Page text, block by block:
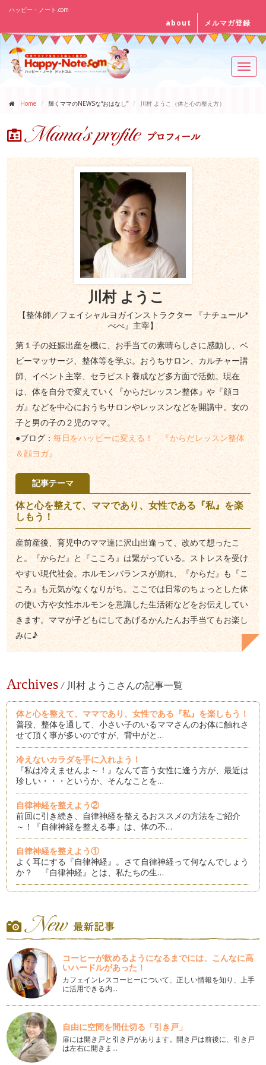
ハッピー・ノート.com
about メルマガ登録
Home 輝くママのNEWSな“おはなし” 川村 ようこ（体と心の整え方）
川村 ようこ
【整体師／フェイシャルヨガインストラクター 『ナチュール*
べべ』主宰】
第１子の妊娠出産を機に、お手当ての素晴らしさに感動し、ベ
ビーマッサージ、整体等を学ぶ。おうちサロン、カルチャー講
師、イベント主宰、セラピスト養成など多方面で活動。現在
は、体を自分で変えていく『からだレッスン整体』や『顔ヨ
ガ』などを中心におうちサロンやレッスンなどを開講中。女の
子と男の子の２児のママ。
●ブログ：毎日をハッピーに変える！ 『からだレッスン整体
＆顔ヨガ』
記事テーマ
体と心を整えて、ママであり、女性である『私』を楽
しもう！
産前産後、育児中のママ達に沢山出逢って、改めて想ったこ
と。『からだ』と『こころ』は繋がっている。ストレスを受け
やすい現代社会。ホルモンバランスが崩れ、『からだ』も『こ
ころ』も元気がなくなりがち。ここでは日常のちょっとした体
の使い方や女性ホルモンを意識した生活術などをお伝えしてい
きます。ママが子どもにしてあげるかんたんお手当てもお楽し
みに♪
Archives / 川村 ようこさんの記事一覧
体と心を整えて、ママであり、女性である『私』を楽しもう！
普段、整体を通して、小さい子のいるママさんのお体に触れさ
せて頂く事が多いのですが、背中がと…
冷えないカラダを手に入れよう！
『私は冷えませんよ～！』なんて言う女性に逢う方が、最近は
珍しい・・・というか、そんなことを…
自律神経を整えよう②
前回に引き続き、自律神経を整えるおススメの方法をご紹介
～！『自律神経を整える事』は、体の不…
自律神経を整えよう①
よく耳にする『自律神経』。さて自律神経って何なんでしょう
か？ 『自律神経』とは、私たちの生…
て、書いていきますね。 生理…
女性ホルモンを整えよう①
前にも少し書いた『女性ホルモン』！ 心臓だったり、肺、
腸、手や足と違い、目に見える『形』が…
小さな人へのお手当て
ママやパパが子どもたちにできるお手当て。その効果には、手
を当てる親側（勿論親でなくても！）…
おっぱい体操で女性ホルモ力をＵＰしよう！
女性のシンボルとも言える、おっぱい。妊娠、授乳期などは、
女性ホルモンの影響で乳腺が発達し、…
コーヒーが飲めるようになるまでには、こんなに高
いハードルがあった！
カフェインレスコーヒーについて、正しい情報を知り、上手
に活用できる内…
自由に空間を間仕切る「引き戸」
扉には開き戸と引き戸があります。開き戸は前後に、引き戸
は左右に開きま…